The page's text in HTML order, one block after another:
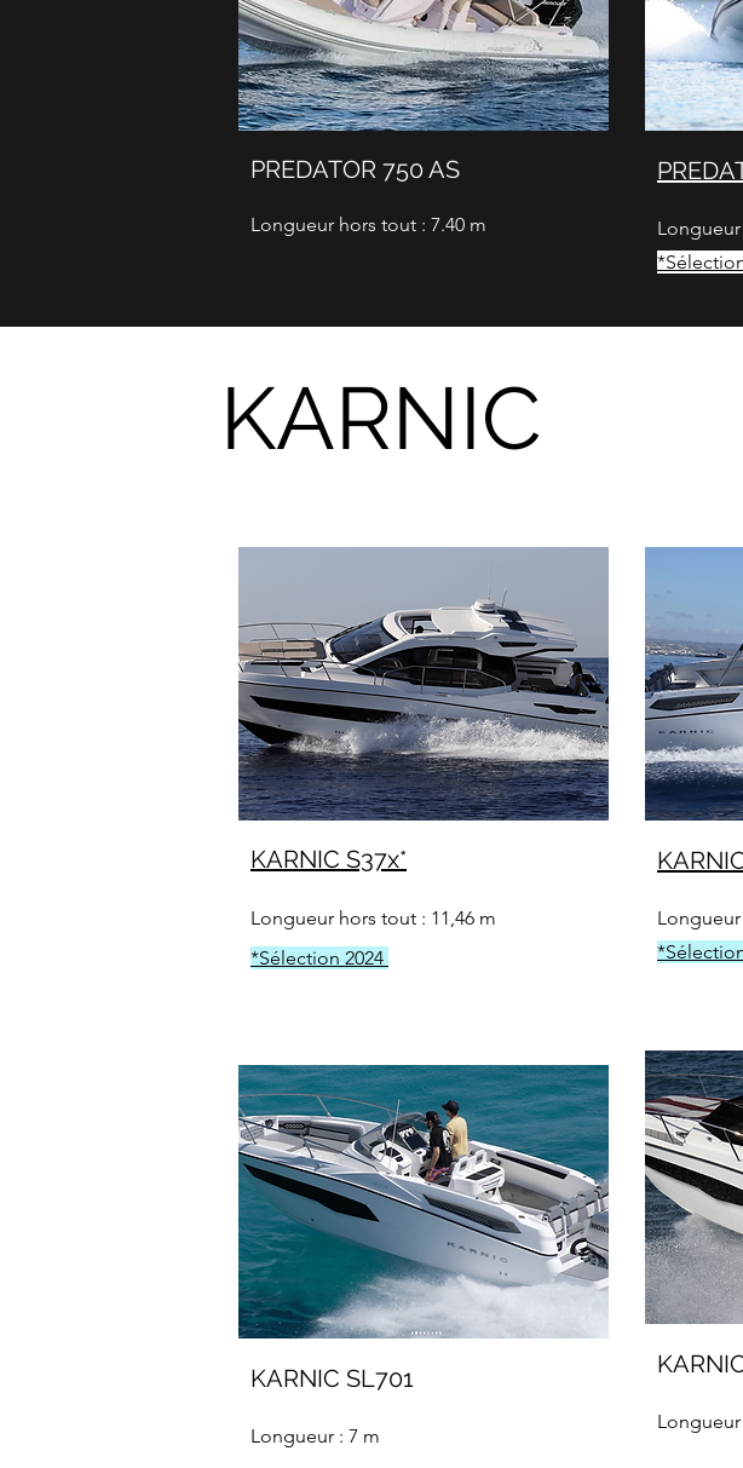
PREDATOR 750 AS
Longueur hors tout : 7.40 m
*
KARNIC
KARNIC S37x*
Longueur hors tout : 11,46 m
*Sélection 2024
KARNIC SL701
Longueur : 7 m
Longueur